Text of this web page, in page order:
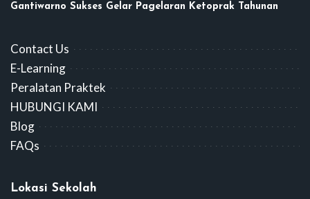
Gantiwarno Sukses Gelar Pagelaran Ketoprak Tahunan
Contact Us
E-Learning
Peralatan Praktek
HUBUNGI KAMI
Blog
FAQs
Lokasi Sekolah